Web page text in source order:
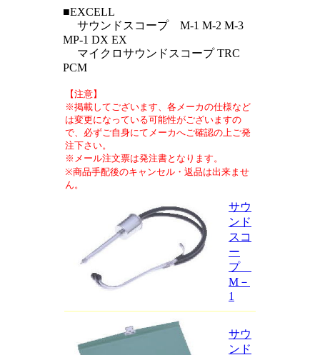
■EXCELL
サウンドスコープ M-1 M-2 M-3
MP-1 DX EX
マイクロサウンドスコープ TRC
PCM
【注意】
※掲載してございます、各メーカの仕様など
は変更になっている可能性がございますの
で、必ずご自身にてメーカへご確認の上ご発
注下さい。
※メール注文票は発注書となります。
※商品手配後のキャンセル・返品は出来ませ
ん。
サウ
ンド
スコ
ー
プ
M－
1
サウ
ンド